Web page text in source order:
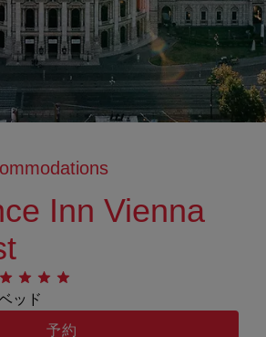
Inn Vienna
4つ
ッド
予約